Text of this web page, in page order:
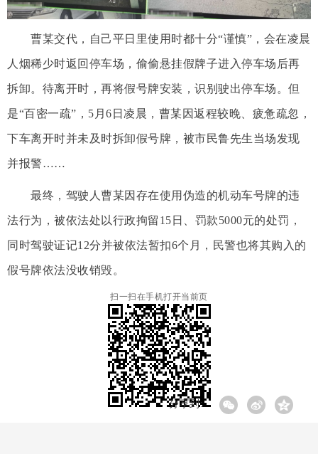
曹某交代，自己平日里使用时都十分“谨慎”，会在凌晨
人烟稀少时返回停车场，偷偷悬挂假牌子进入停车场后再
拆卸。待离开时，再将假号牌安装，识别驶出停车场。但
是“百密一疏”，5月6日凌晨，曹某因返程较晚、疲惫疏忽，
下车离开时并未及时拆卸假号牌，被市民鲁先生当场发现
并报警……
最终，驾驶人曹某因存在使用伪造的机动车号牌的违
法行为，被依法处以行政拘留15日、罚款5000元的处罚，
同时驾驶证记12分并被依法暂扣6个月，民警也将其购入的
假号牌依法没收销毁。
扫一扫在手机打开当前页
分享到: